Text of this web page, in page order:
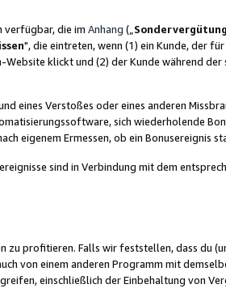
verfügbar, die im Anhang („ Sondervergütung
", die eintreten, wenn (1) ein Kunde, der
klickt und (2) der Kunde während
eines Verstoßes oder eines anderen
sich wiederholende
eigenem Ermessen, ob ein Bonusereignis
sind in Verbindung mit dem
profitieren. Falls wir feststellen, dass du
von einem anderen Programm mit
einschließlich der Einbehaltung von